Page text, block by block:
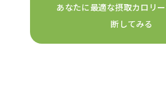
あなたに最適な摂取カロリ
断してみる